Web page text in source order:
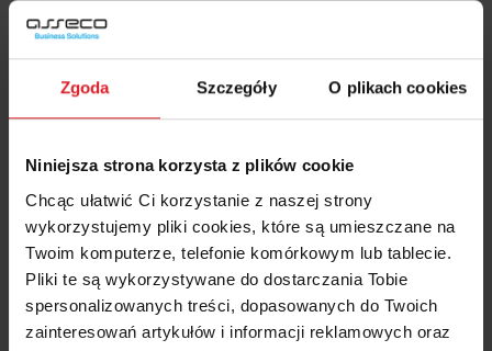
Zgoda Szczegóły O plikach cookies
Niniejsza strona korzysta z plików cookie
Chcąc ułatwić Ci korzystanie z naszej strony
wykorzystujemy pliki cookies, które są umieszczane na
Twoim komputerze, telefonie komórkowym lub tablecie.
Pliki te są wykorzystywane do dostarczania Tobie
spersonalizowanych treści, dopasowanych do Twoich
zainteresowań artykułów i informacji reklamowych oraz
Wdrożenie oprogramowania Wapro ERP w „APLAST”
« Poprzednie 1 2
Branża
Partner